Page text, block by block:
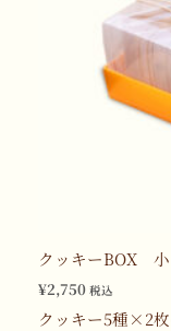
クッキーBOX 小
¥2,750 税込
クッキー5種×2枚